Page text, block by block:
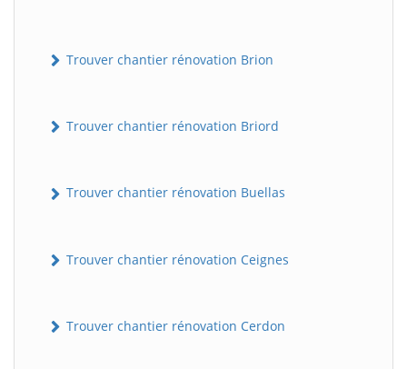
Trouver chantier rénovation Brion
Trouver chantier rénovation Briord
Trouver chantier rénovation Buellas
Trouver chantier rénovation Ceignes
Trouver chantier rénovation Cerdon